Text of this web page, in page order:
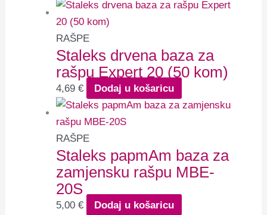
RAŠPE
Staleks drvena baza za
rašpu Expert 20 (50 kom)
4,69€ Dodaj u košaricu
RAŠPE
Staleks papmAm baza za
zamjensku rašpu MBE-
20S
5,00€ Dodaj u košaricu